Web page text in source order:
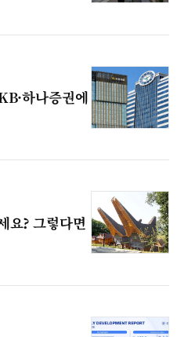
하나증권에
요? 그렇다면